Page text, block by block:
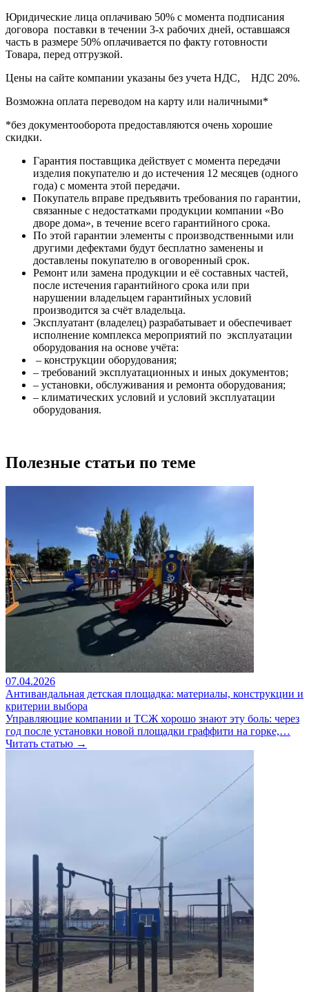
Юридические лица оплачиваю 50% с момента подписания
договора поставки в течении 3-х рабочих дней, оставшаяся
часть в размере 50% оплачивается по факту готовности
Товара, перед отгрузкой.
Цены на сайте компании указаны без учета НДС, НДС 20%.
Возможна оплата переводом на карту или наличными*
*без документооборота предоставляются очень хорошие
скидки.
Гарантия поставщика действует с момента передачи
изделия покупателю и до истечения 12 месяцев (одного
года) с момента этой передачи.
Покупатель вправе предъявить требования по гарантии,
связанные с недостатками продукции компании «Во
дворе дома», в течение всего гарантийного срока.
По этой гарантии элементы с производственными или
другими дефектами будут бесплатно заменены и
доставлены покупателю в оговоренный срок.
Ремонт или замена продукции и её составных частей,
после истечения гарантийного срока или при
нарушении владельцем гарантийных условий
производится за счёт владельца.
Эксплуатант (владелец) разрабатывает и обеспечивает
исполнение комплекса мероприятий по эксплуатации
оборудования на основе учёта:
– конструкции оборудования;
– требований эксплуатационных и иных документов;
– установки, обслуживания и ремонта оборудования;
– климатических условий и условий эксплуатации
оборудования.
Полезные статьи по теме
07.04.2026
Антивандальная детская площадка: материалы, конструкции и
критерии выбора
Управляющие компании и ТСЖ хорошо знают эту боль: через
год после установки новой площадки граффити на горке,…
Читать статью →